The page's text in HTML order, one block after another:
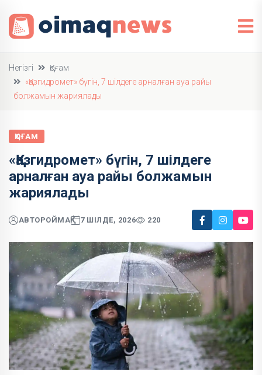
Негізгі
Қоғам
«Қазгидромет» бүгін, 7 шілдеге арналған ауа райы
болжамын жариялады
ҚОҒАМ
«Қазгидромет» бүгін, 7 шілдеге
арналған ауа райы болжамын
жариялады
АВТОРОЙМАҚ 7 ШІЛДЕ, 2026 220